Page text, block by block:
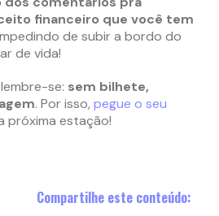
financeiro que você tem
de subir a bordo do
de vida!
se: sem bilhete,
. Por isso, pegue o seu
próxima estação!
Compartilhe este conteúdo: